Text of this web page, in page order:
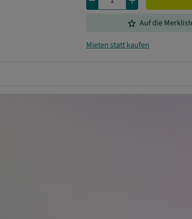
grade Auf die
Mieten statt kaufen